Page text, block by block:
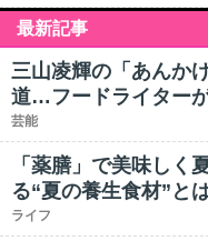
最新記事
三山凌輝の「あんか
道…フードライター
芸能
「薬膳」で美味しく
る“夏の養生食材”と
ライフ